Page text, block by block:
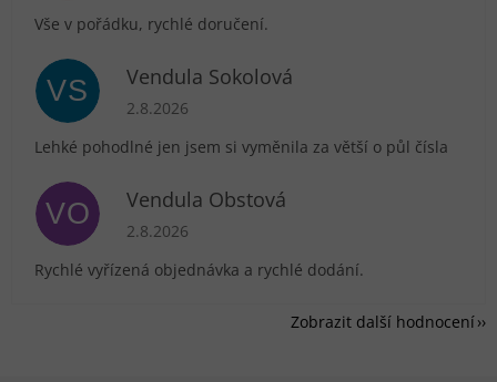
Vše v pořádku, rychlé doručení.
VS Vendula Sokolová
Hodnocení obchodu je 5 z 5 hvězdiček.
2.8.2026
Lehké pohodlné jen jsem si vyměnila za větší o půl čísla
VO Vendula Obstová
Hodnocení obchodu je 5 z 5 hvězdiček.
2.8.2026
Rychlé vyřízená objednávka a rychlé dodání.
Zobrazit další hodnocení